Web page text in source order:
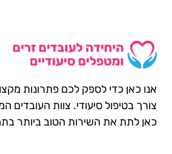
אנו כאן כדי לספק לכם פתרונות
צורך בטיפול סיעודי. צוות העובדים
כאן לתת את השירות הטוב ביותר